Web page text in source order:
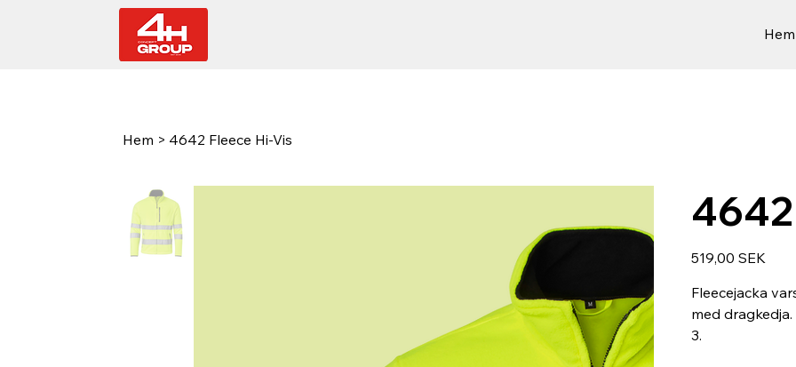
Hem
Hem > 4642 Fleece Hi-Vis
Preis
519,00 SEK
Fleecejacka
med
3.